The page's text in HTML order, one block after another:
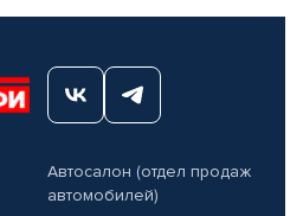
Автосалон (отдел продаж
автомобилей)